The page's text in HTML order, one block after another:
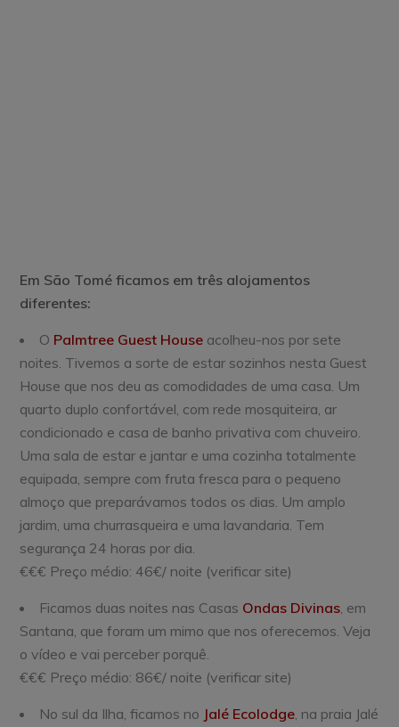
Em São Tomé ficamos em três alojamentos
diferentes:
O Palmtree Guest House acolheu-nos por sete
noites. Tivemos a sorte de estar sozinhos nesta Guest
House que nos deu as comodidades de uma casa. Um
quarto duplo confortável, com rede mosquiteira, ar
condicionado e casa de banho privativa com chuveiro.
Uma sala de estar e jantar e uma cozinha totalmente
equipada, sempre com fruta fresca para o pequeno
almoço que preparávamos todos os dias. Um amplo
jardim, uma churrasqueira e uma lavandaria. Tem
segurança 24 horas por dia.
€€€ Preço médio: 46€/ noite (verificar site)
Ficamos duas noites nas Casas Ondas Divinas, em
Santana, que foram um mimo que nos oferecemos. Veja
o vídeo e vai perceber porquê.
€€€ Preço médio: 86€/ noite (verificar site)
No sul da Ilha, ficamos no Jalé Ecolodge, na praia Jalé